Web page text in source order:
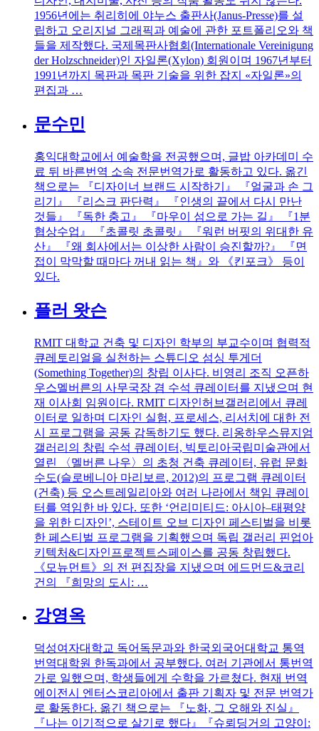
1956년에는 취리히에 야누스 출판사(Janus-Presse)​를 설
립하고 오리지널 그래픽과 예술에 관한 포트폴리오와 책
들을 제작했다. 국제목판사협회(Internationale Vereinigung
der Holzschneider​)인 자일론(Xylon) 회원이며 1967년부터
1991년까지 목판과 목판 기술을 위한 잡지 «자일론»의
편집과 …
문수민
홍익대학교에서 예술학을 전공했으며, 글밥 아카데미 수
료 뒤 바른번역 소속 전문번역가로 활동하고 있다. 옮긴
책으로는 『디자이너 브랜드 시작하기』 『얼굴과 손 그
리기』 『리스크 판단력』 『인생의 끝에서 다시 만난
것들』 『독한 충고』 『마우이 섬으로 가는 길』 『1분
협상수업』 『초콜릿 초콜릿』 『워런 버핏의 위대한 유
산』 『왜 회사에서는 이상한 사람이 승진할까?』 『면
접이 막막할 때마다 꺼내 읽는 책』와 《킨포크》 등이
있다.
플러 왓슨
RMIT 대학교 건축 및 디자인 학부의 부교수이며 협력적
큐레토리얼을 실천하는 스튜디오 섬싱 투게더
(Something Together)의 창립 이사다. 비영리 조직 오픈하
우스멜버른의 사무국장 겸 수석 큐레이터를 지냈으며 현
재 이사회 임원이다. RMIT 디자인허브갤러리에서 큐레
이터로 일하며 디자인 실험, 프로세스, 리서치에 대한 전
시 프로그램을 공동 감독하기도 했다. 리옹하우스뮤지엄
갤러리의 창립 수석 큐레이터, 빅토리아국립미술관에서
열린 〈멜버른 나우〉의 초청 건축 큐레이터, 유럽 문화
수도(슬로베니아 마리보르, 2012)의 프로그램 큐레이터
(건축) 등 오스트레일리아와 여러 나라에서 책임 큐레이
터를 역임한 바 있다. 또한 ‘언리미티드: 아시아–태평양
을 위한 디자인’, 스테이트 오브 디자인 페스티벌을 비롯
한 페스티벌 프로그램을 기획했으며 독립 갤러리 핀업아
키텍처&디자인프로젝트스페이스를 공동 창립했다.
《모뉴먼트》의 전 편집장을 지냈으며 에드먼드&코리
건의 『희망의 도시: …
강영옥
덕성여자대학교 독어독문과와 한국외국어대학교 통역
번역대학원 한독과에서 공부했다. 여러 기관에서 통번역
가로 일했으며, 학생들에게 수학을 가르쳤다. 현재 번역
에이전시 엔터스코리아에서 출판 기획자 및 전문 번역가
로 활동한다. 옮긴 책으로는 『노화, 그 오해와 진실』
『나는 이기적으로 살기로 했다』『슈뢰딩거의 고양이: